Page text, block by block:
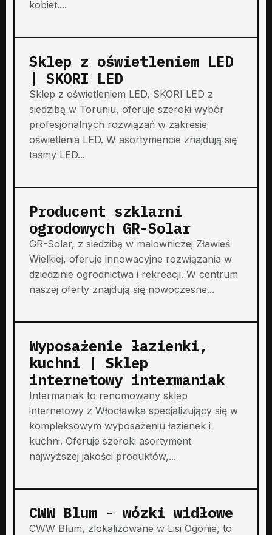
kobiet....
Sklep z oświetleniem LED
| SKORI LED
Sklep z oświetleniem LED, SKORI LED z
siedzibą w Toruniu, oferuje szeroki wybór
profesjonalnych rozwiązań w zakresie
oświetlenia LED. W asortymencie znajdują się
taśmy LED...
Producent szklarni
ogrodowych GR-Solar
GR-Solar, z siedzibą w malowniczej Zławieś
Wielkiej, oferuje innowacyjne rozwiązania w
dziedzinie ogrodnictwa i rekreacji. W centrum
naszej oferty znajdują się nowoczesne...
Wyposażenie łazienki,
kuchni | Sklep
internetowy intermaniak
Intermaniak to renomowany sklep
internetowy z Włocławka specjalizujący się w
kompleksowym wyposażeniu łazienek i
kuchni. Oferuje szeroki asortyment
najwyższej jakości produktów,...
CWW Blum - wózki widłowe
CWW Blum, zlokalizowane w Lisi Ogonie, to